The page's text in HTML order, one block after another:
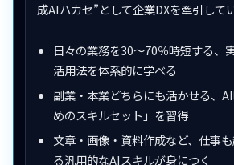
成AIハカセ”として企業DXを牽引してい
日々の業務を30〜70％時短する、
活用法を体系的に学べる
副業・本業どちらにも活かせる、
めのスキルセット」を習得
文章・画像・資料作成など、仕事
る汎用的なAIスキルが身につく